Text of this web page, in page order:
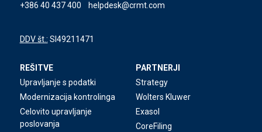
+386 40 437 400
helpdesk@crmt.com
DDV št.: SI49211471
REŠITVE
Upravljanje s podatki
Modernizacija kontrolinga
Celovito upravljanje
poslovanja
PARTNERJI
Strategy
Wolters Kluwer
Exasol
CoreFiling